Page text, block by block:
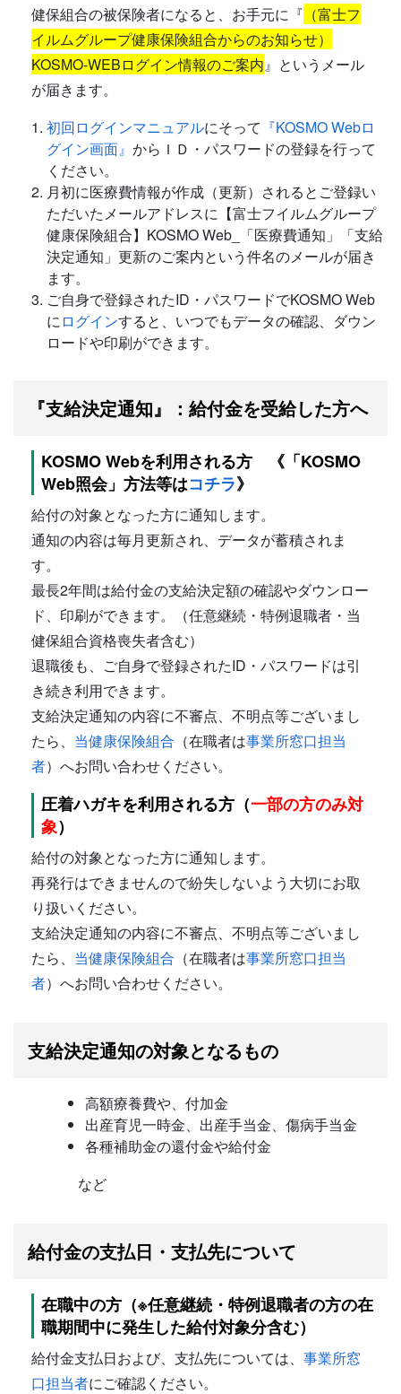
健保組合の被保険者になると、お手元に『 （富士フ
イルムグループ健康保険組合からのお知らせ）
KOSMO‐WEBログイン情報のご案内』というメール
が届きます。
初回ログインマニュアルにそって 『KOSMO Webロ
グイン画面』 からＩＤ・パスワードの登録を行って
ください。
月初に医療費情報が作成（更新）されるとご登録い
ただいたメールアドレスに【富士フイルムグループ
健康保険組合】KOSMO Web_「医療費通知」「支給
決定通知」更新のご案内という件名のメールが届き
ます。
ご自身で登録されたID・パスワードでKOSMO Web
にログインすると、いつでもデータの確認、ダウン
ロードや印刷ができます。
『支給決定通知』：給付金を受給した方へ
KOSMO Webを利用される方 《「KOSMO
Web照会」方法等はコチラ》
給付の対象となった方に通知します。
通知の内容は毎月更新され、データが蓄積されま
す。
最長2年間は給付金の支給決定額の確認やダウンロー
ド、印刷ができます。（任意継続・特例退職者・当
健保組合資格喪失者含む）
退職後も、ご自身で登録されたID・パスワードは引
き続き利用できます。
支給決定通知の内容に不審点、不明点等ございまし
たら、 当健康保険組合 （在職者は事業所窓口担当
者）へお問い合わせください。
圧着ハガキを利用される方（一部の方のみ対
象）
給付の対象となった方に通知します。
再発行はできませんので紛失しないよう大切にお取
り扱いください。
支給決定通知の内容に不審点、不明点等ございまし
たら、 当健康保険組合 （在職者は事業所窓口担当
者）へお問い合わせください。
支給決定通知の対象となるもの
高額療養費や、付加金
出産育児一時金、出産手当金、傷病手当金
各種補助金の還付金や給付金
など
給付金の支払日・支払先について
在職中の方（※任意継続・特例退職者の方の在
職期間中に発生した給付対象分含む）
給付金支払日および、支払先については、 事業所窓
口担当者にご確認ください。